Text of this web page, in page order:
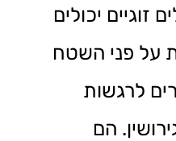
יכולים
על פני השטח
לרגשות
הם